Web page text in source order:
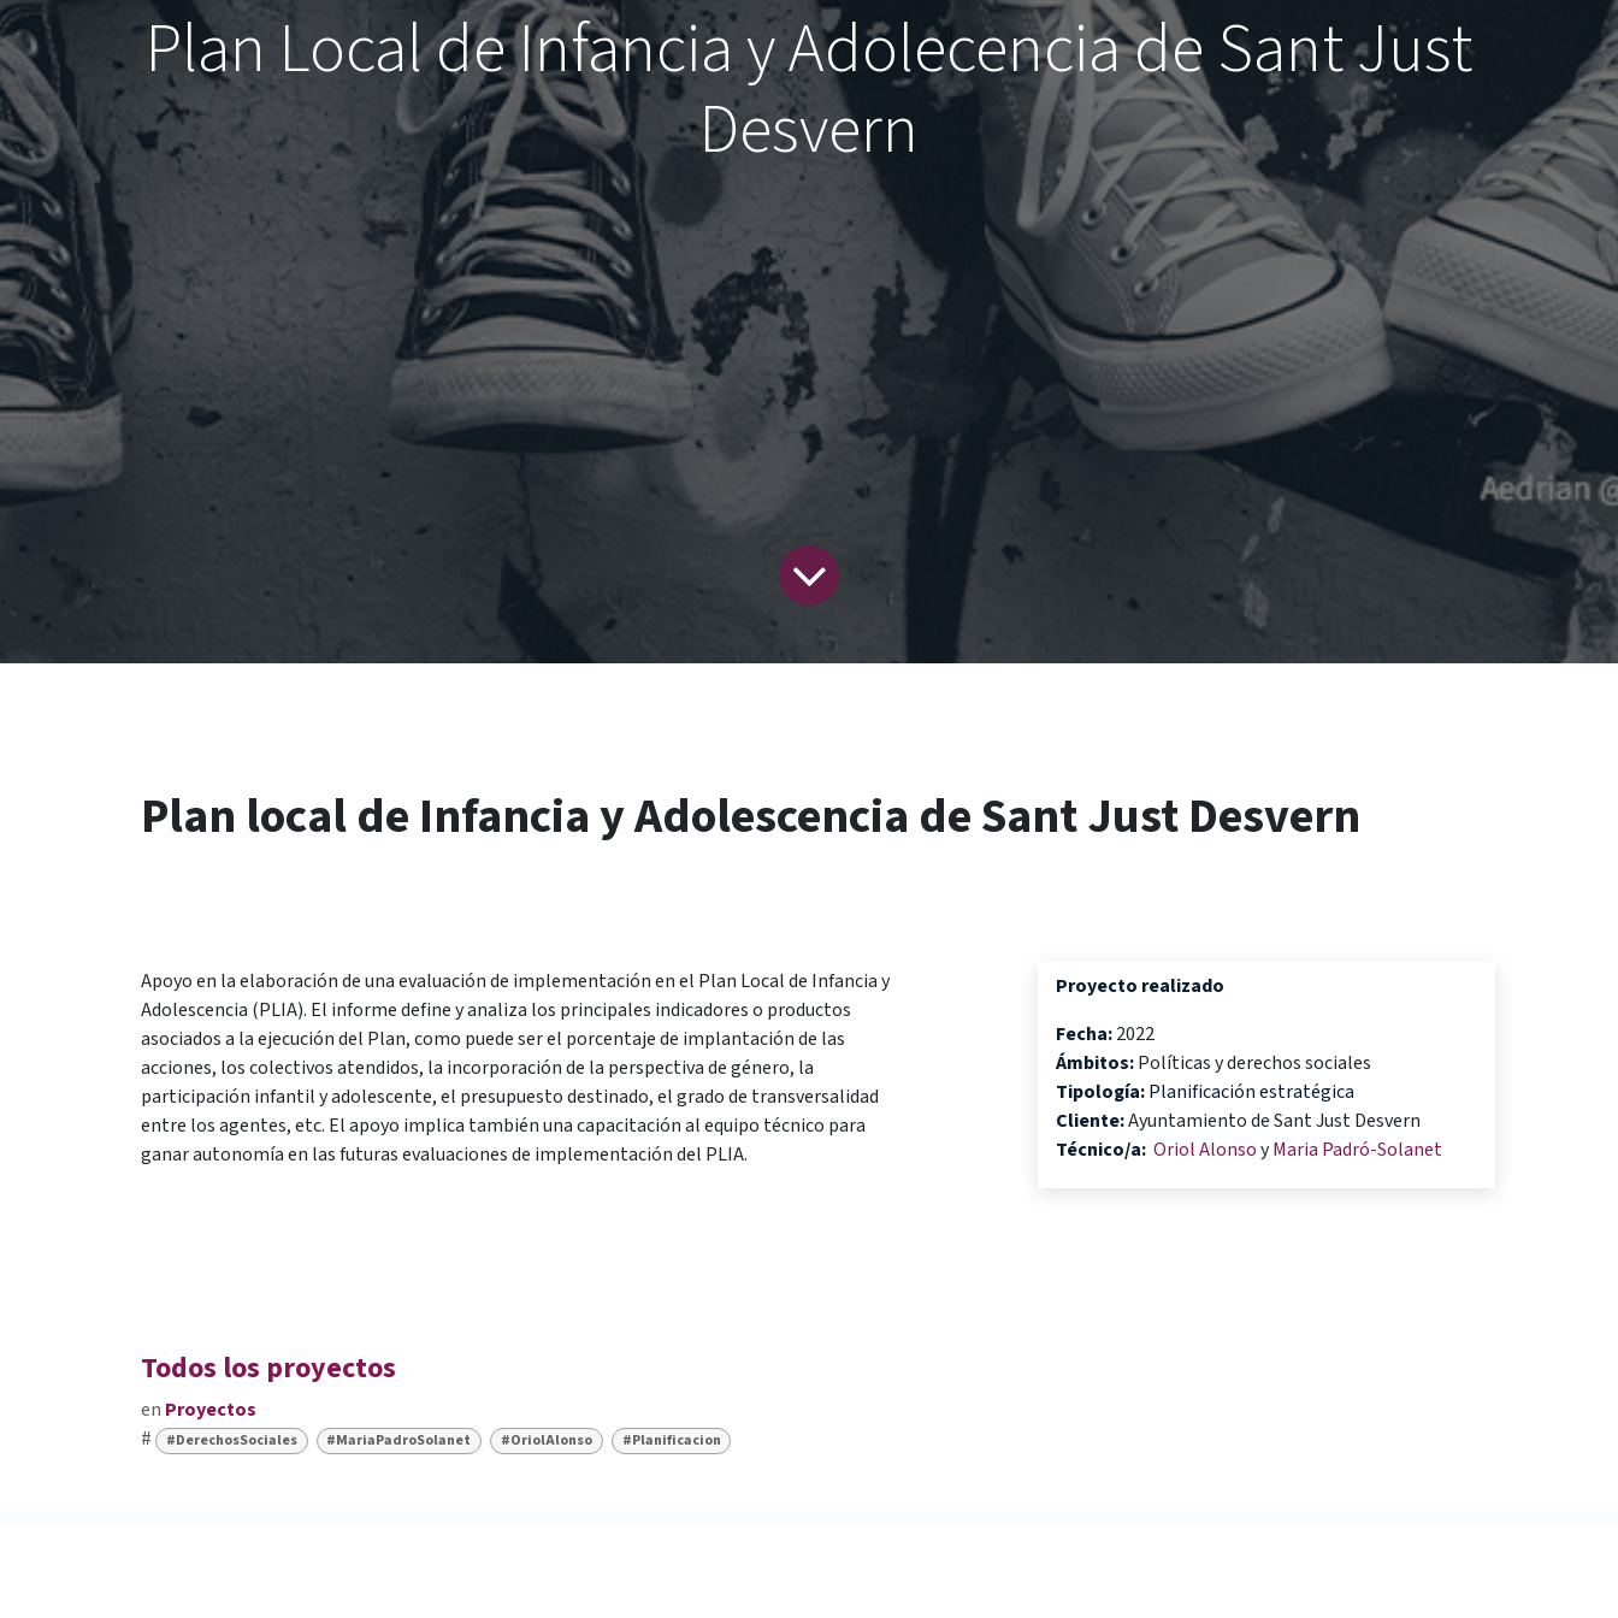
Plan Local de Infancia y Adolecencia de Sant Just
Desvern
Plan local de Infancia y Adolescencia de Sant Just Desvern
Apoyo en la elaboración de una evaluación de implementación en el Plan Local de Infancia y
Adolescencia (PLIA). El informe define y analiza los principales indicadores o productos
asociados a la ejecución del Plan, como puede ser el porcentaje de implantación de las
acciones, los colectivos atendidos, la incorporación de la perspectiva de género, la
participación infantil y adolescente, el presupuesto destinado, el grado de transversalidad
entre los agentes, etc. El apoyo implica también una capacitación al equipo técnico para
ganar autonomía en las futuras evaluaciones de implementación del PLIA.
Proyecto realizado
Fecha:2022
Ámbitos:Políticas y derechos sociales
Tipología:Planificación estratégica
Cliente:Ayuntamiento de Sant Just Desvern
Técnico/a: Oriol AlonsoyMaria Padró-Solanet
Todos los proyectos
en Proyectos
#
#DerechosSociales #MariaPadroSolanet #OriolAlonso #Planificacion